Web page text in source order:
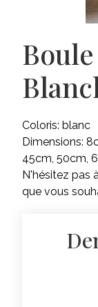
Coloris: blanc
Dimensions:
45cm, 50cm,
N'hésitez pas
que vous